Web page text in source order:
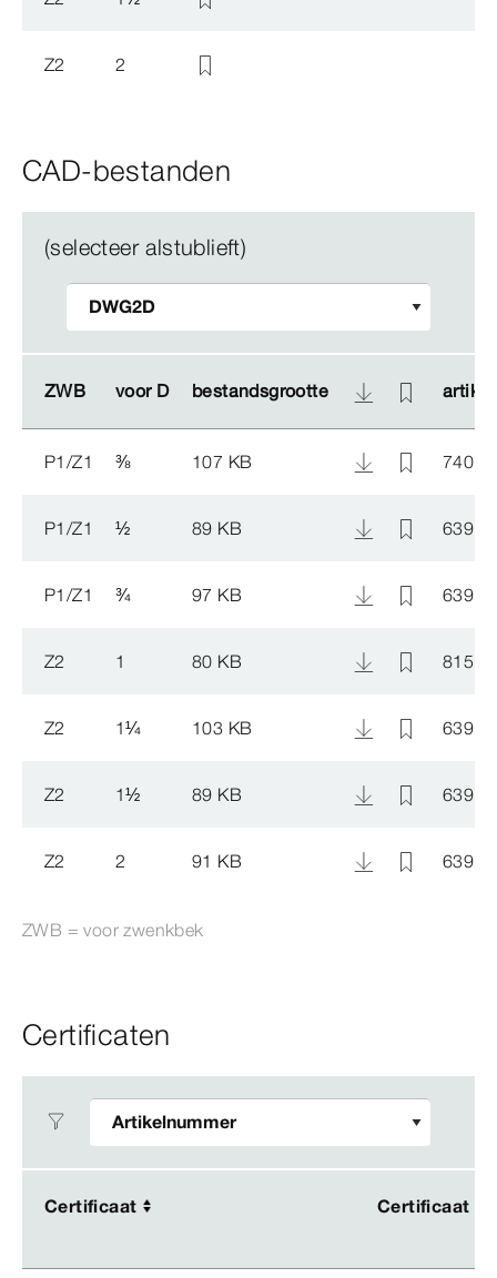
Z2 2
CAD-bestanden
(selecteer alstublieft)
ZWB voor D bestandsgrootte artikel
ZWB voor D bestandsgrootte artikel
P1/Z1 ⅜ 107 KB 740
P1/Z1 ½ 89 KB 639
P1/Z1 ¾ 97 KB 639
Z2 1 80 KB 815
Z2 1¼ 103 KB 639
Z2 1½ 89 KB 639
Z2 2 91 KB 639
ZWB = voor zwenkbek
Certificaten
Certificaat Certificaat
Certificaat Certificaat